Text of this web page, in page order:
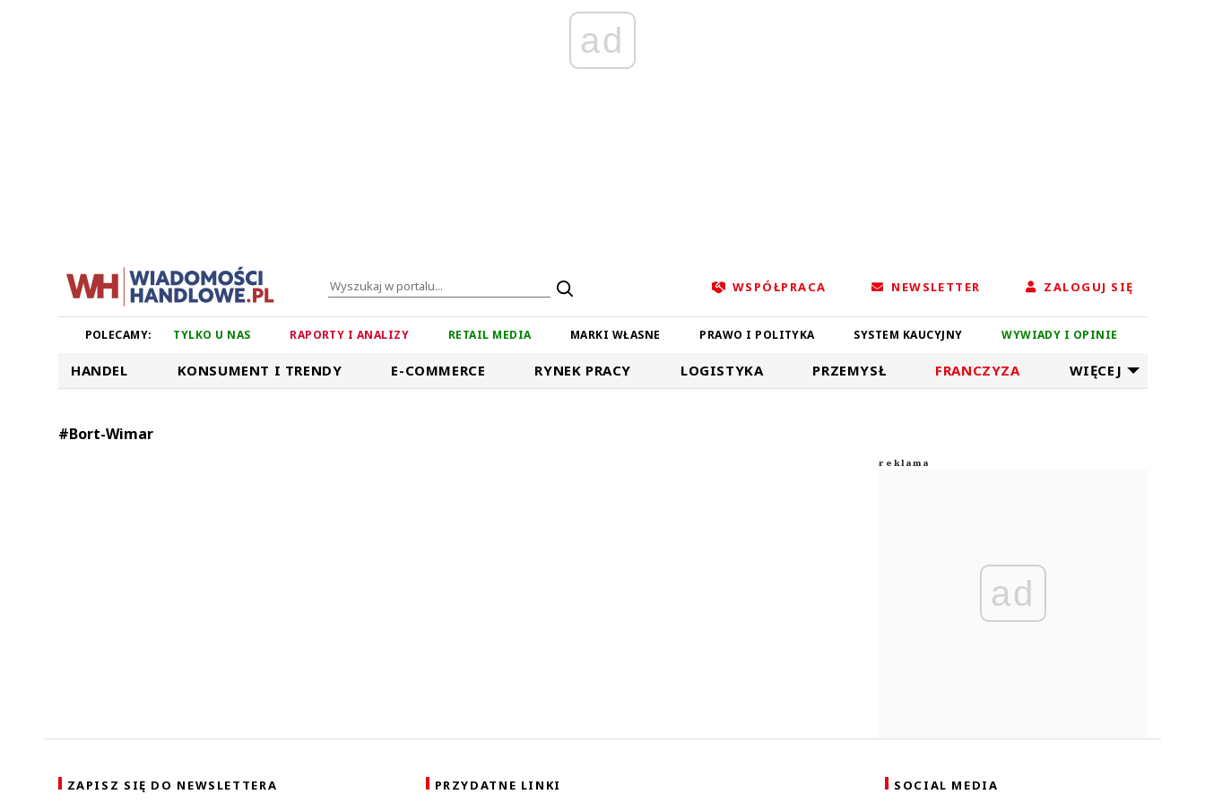
ad
WSPÓŁPRACA NEWSLETTER ZALOGUJ SIĘ
POLECAMY: TYLKO U NAS RAPORTY I ANALIZY RETAIL MEDIA MARKI WŁASNE PRAWO I POLITYKA SYSTEM KAUCYJNY WYWIADY I OPINIE
HANDEL KONSUMENT I TRENDY E-COMMERCE RYNEK PRACY LOGISTYKA PRZEMYSŁ FRANCZYZA WIĘCEJ
#Bort-Wimar
ad
ZAPISZ SIĘ DO NEWSLETTERA PRZYDATNE LINKI SOCIAL MEDIA